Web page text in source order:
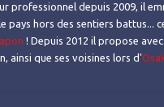
professionnel depuis 2009, il
hors des sentiers battus...
! Depuis 2012 il propose
ainsi que ses voisines lors d'